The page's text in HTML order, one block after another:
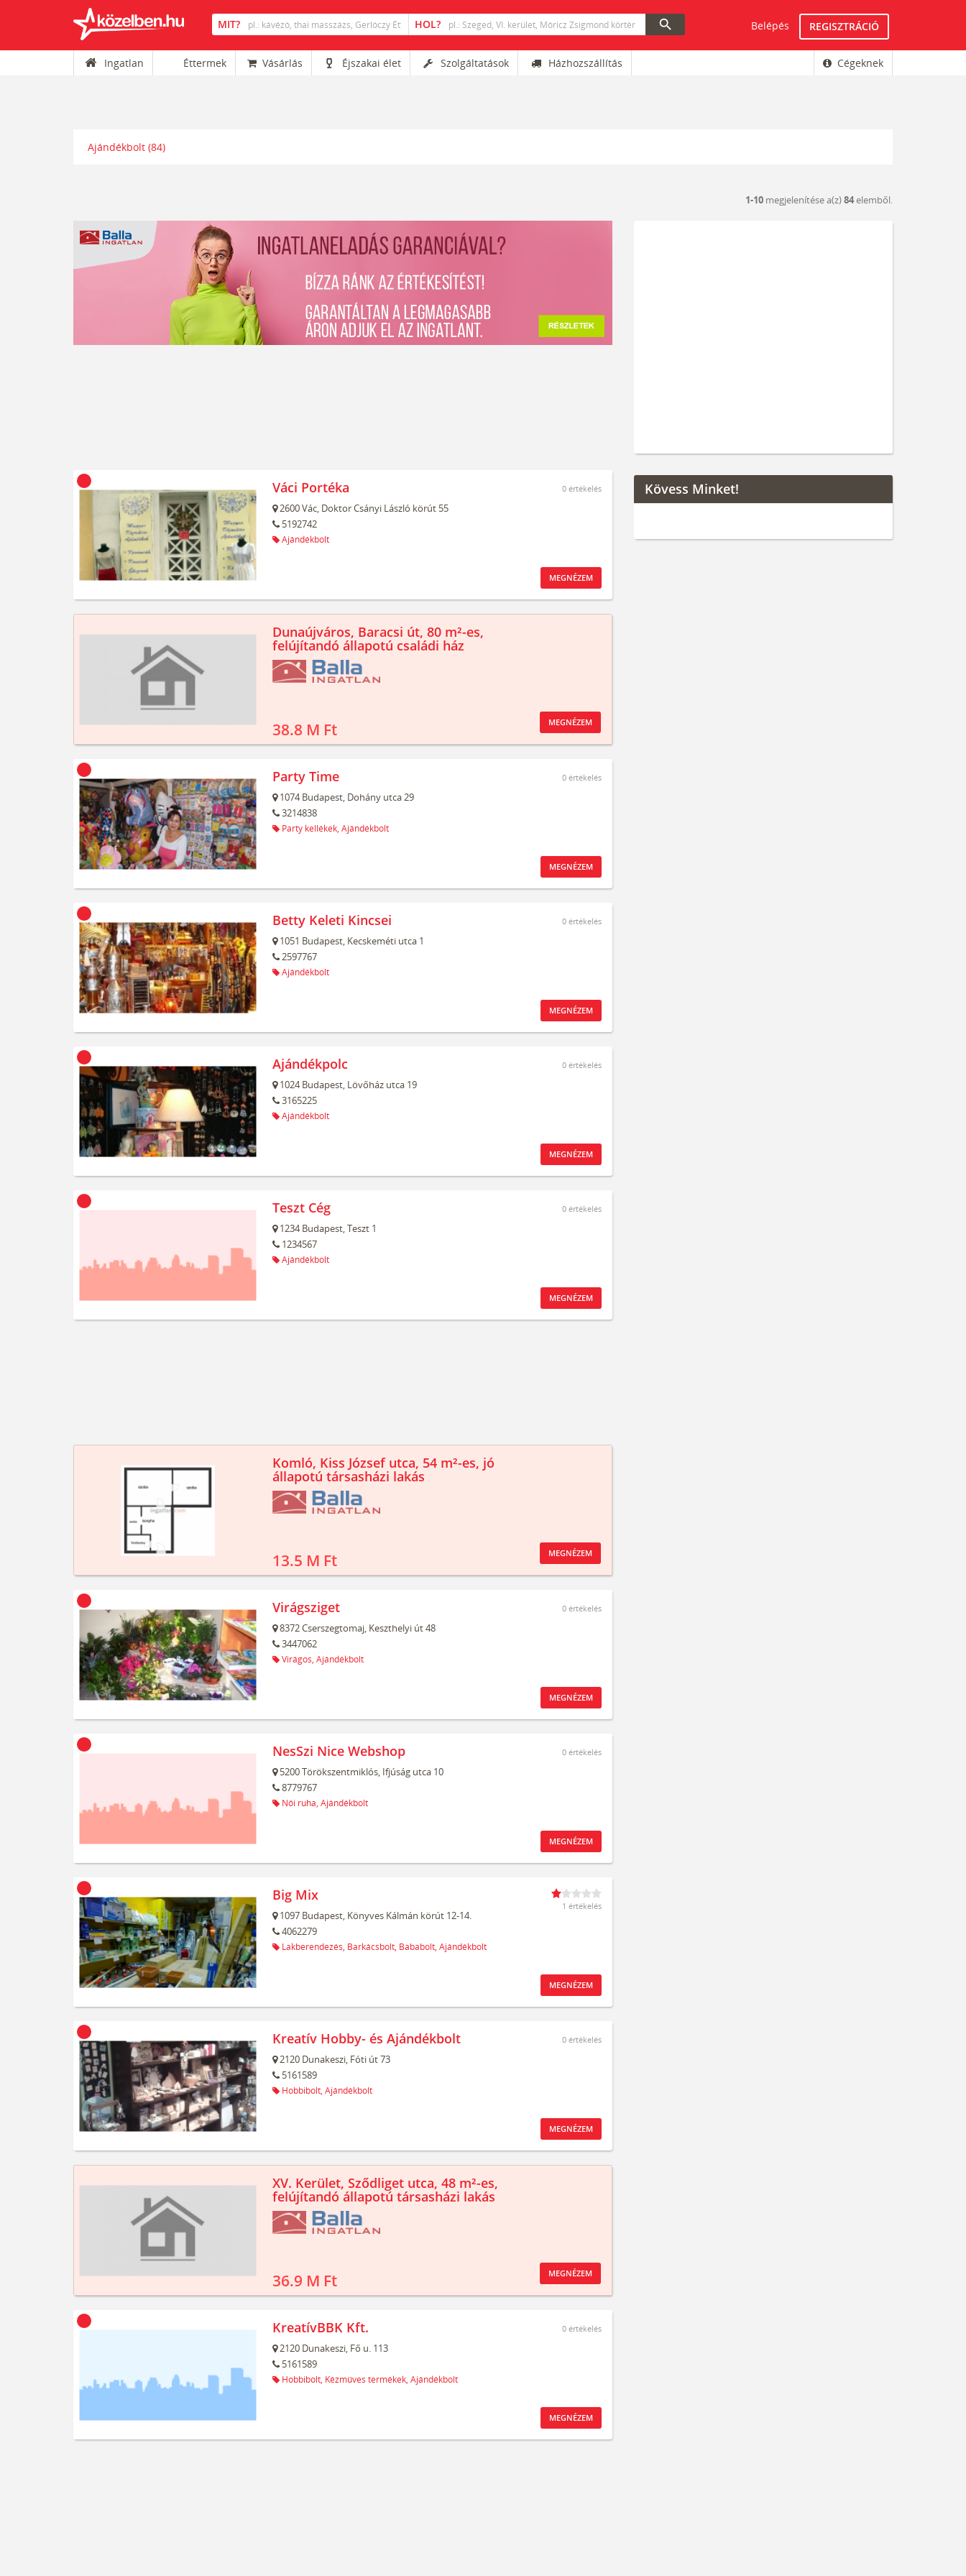
search Belépés REGISZTRÁCIÓ
Ingatlan Éttermek Vásárlás Éjszakai élet Szolgáltatások Házhozszállítás Cégeknek
Ajándékbolt (84)
1-10 megjelenítése a(z)84elemből.
Váci Portéka
2600Vác, Doktor Csányi László körút 55
5192742
Ajándékbolt
0 értékelés
MEGNÉZEM
Dunaújváros, Baracsi út, 80 m²-es,
felújítandó állapotú családi ház
38.8 M Ft MEGNÉZEM
Party Time
1074 Budapest, Dohány utca 29
3214838
Party kellékek, Ajándékbolt
0 értékelés
MEGNÉZEM
Betty Keleti Kincsei
1051 Budapest, Kecskeméti utca 1
2597767
Ajándékbolt
0 értékelés
MEGNÉZEM
Ajándékpolc
1024 Budapest, Lövőház utca 19
3165225
Ajándékbolt
0 értékelés
MEGNÉZEM
Teszt Cég
1234 Budapest,Teszt 1
1234567
Ajándékbolt
0 értékelés
MEGNÉZEM
Komló, Kiss József utca, 54 m²-es, jó
állapotú társasházi lakás
13.5 M Ft MEGNÉZEM
Virágsziget
8372Cserszegtomaj, Keszthelyi út 48
3447062
Virágos, Ajándékbolt
0 értékelés
MEGNÉZEM
NesSzi Nice Webshop
5200Törökszentmiklós, Ifjúság utca 10
8779767
Női ruha, Ajándékbolt
0 értékelés
MEGNÉZEM
Big Mix
1097 Budapest, Könyves Kálmán körút 12-14.
4062279
Lakberendezés, Barkácsbolt, Bababolt, Ajándékbolt
1 értékelés
MEGNÉZEM
Kreatív Hobby- és Ajándékbolt
2120 Dunakeszi, Fóti út 73
5161589
Hobbibolt, Ajándékbolt
0 értékelés
MEGNÉZEM
XV. Kerület, Sződliget utca, 48 m²-es,
felújítandó állapotú társasházi lakás
36.9 M Ft MEGNÉZEM
KreatívBBK Kft.
2120 Dunakeszi, Fő u. 113
5161589
Hobbibolt, Kézműves termékek, Ajándékbolt
0 értékelés
MEGNÉZEM
Kövess Minket!